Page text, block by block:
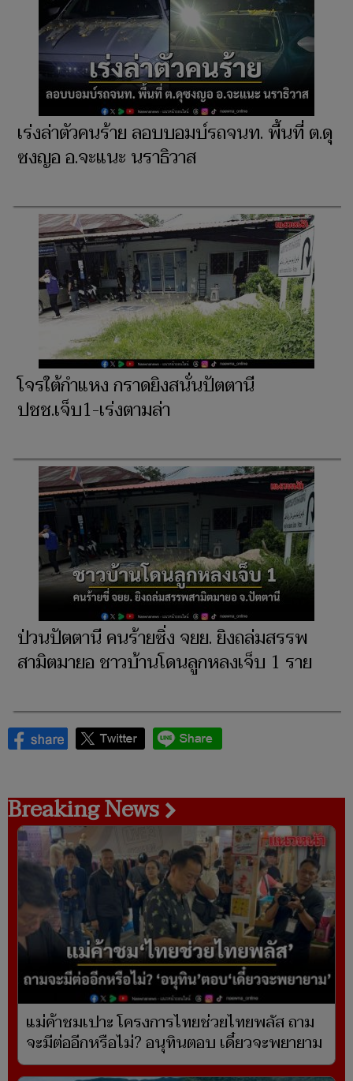
เร่งล่าตัวคนร้าย ลอบบอมบ์รถจนท. พื้นที่ ต.ดุ
ซงญอ อ.จะแนะ นราธิวาส
โจรใต้กำแหง กราดยิงสนั่นปัตตานี
ปชช.เจ็บ1-เร่งตามล่า
ป่วนปัตตานี คนร้ายซิ่ง จยย. ยิงถล่มสรรพ
สามิตมายอ ชาวบ้านโดนลูกหลงเจ็บ 1 ราย
Breaking News
แม่ค้าชมเปาะ โครงการไทยช่วยไทยพลัส ถาม
จะมีต่ออีกหรือไม่? อนุทินตอบ เดี๋ยวจะพยายาม